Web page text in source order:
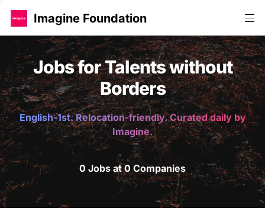
Imagine Foundation
Jobs for Talents without
Borders
English-1st. Relocation-friendly. Curated daily by
Imagine.
0 Jobs at 0 Companies